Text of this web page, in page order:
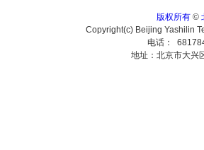
版权所有©
Copyright(c) Beijing Yashilin
电话：
地址：北京市大兴